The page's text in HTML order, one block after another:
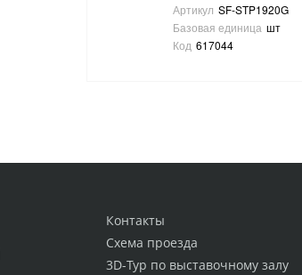
Артикул SF-STP1920G
Базовая единица шт
Код 617044
Контакты
Схема проезда
3D-Тур по выставочному залу